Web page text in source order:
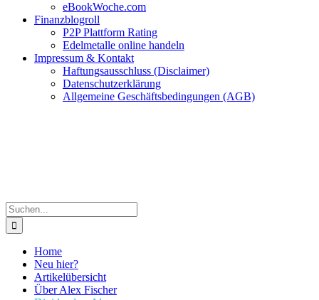
eBookWoche.com
Finanzblogroll
P2P Plattform Rating
Edelmetalle online handeln
Impressum & Kontakt
Haftungsausschluss (Disclaimer)
Datenschutzerklärung
Allgemeine Geschäftsbedingungen (AGB)
Suche
nach:
Home
Neu hier?
Artikelübersicht
Über Alex Fischer